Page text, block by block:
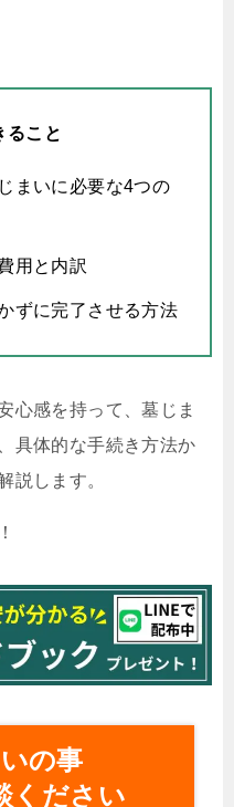
ること
まいに必要な4つの
用と内訳
ずに完了させる方法
心感を持って、墓じま
具体的な手続き方法か
説します。
の事
ください